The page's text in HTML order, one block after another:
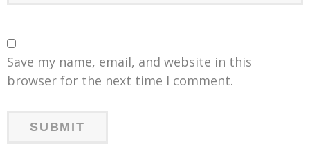
Save my name, email, and website in this
browser for the next time I comment.